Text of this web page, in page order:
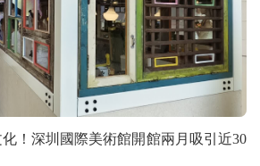
！深圳國際美術館開館兩月吸引近30